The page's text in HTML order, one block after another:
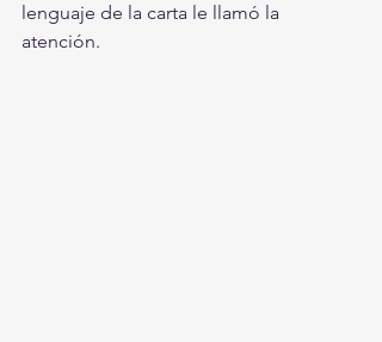
lenguaje de la carta le llamó la
atención.